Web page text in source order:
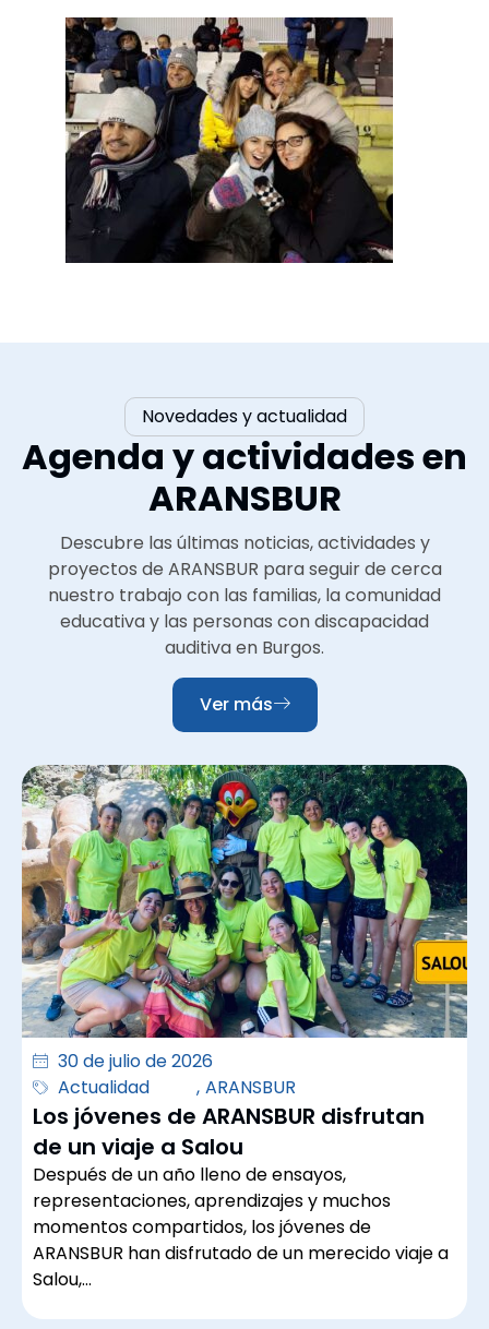
Novedades y actualidad
Agenda y actividades en
ARANSBUR
Descubre las últimas noticias, actividades y
proyectos de ARANSBUR para seguir de cerca
nuestro trabajo con las familias, la comunidad
educativa y las personas con discapacidad
auditiva en Burgos.
Ver más
30 de julio de 2026
Actualidad
, ARANSBUR
Los jóvenes de ARANSBUR disfrutan
de un viaje a Salou
Después de un año lleno de ensayos,
representaciones, aprendizajes y muchos
momentos compartidos, los jóvenes de
ARANSBUR han disfrutado de un merecido viaje a
Salou,…